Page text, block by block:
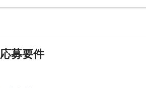
応募要件